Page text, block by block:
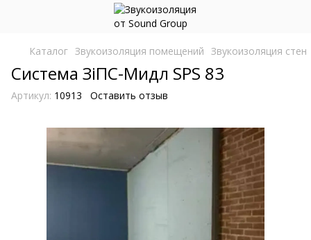
Каталог Звукоизоляция помещений Звукоизоляция стен
Система ЗіПС-Мидл SPS 83
Артикул: 10913 Оставить отзыв